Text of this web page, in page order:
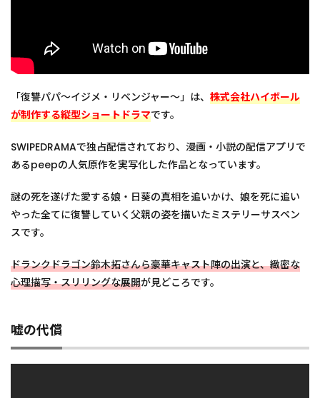
「復讐パパ〜イジメ・リベンジャー〜」は、 株式会社ハイボール
が制作する縦型ショートドラマです。
SWIPEDRAMAで独占配信されており、漫画・小説の配信アプリで
あるpeepの人気原作を実写化した作品となっています。
謎の死を遂げた愛する娘・日葵の真相を追いかけ、娘を死に追い
やった全てに復讐していく父親の姿を描いたミステリーサスペン
スです。
ドランクドラゴン鈴木拓さんら豪華キャスト陣の出演と、緻密な
心理描写・スリリングな展開が見どころです。
嘘の代償